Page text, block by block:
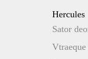
Hercules
Sator